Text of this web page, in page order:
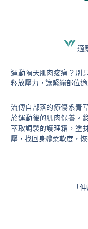
適
運動隔天肌肉痠痛？別
釋放壓力，讓緊繃部位適
流傳自部落的療傷系青
於運動後的肌肉保養。
萃取調製的護理霜，塗
壓，找回身體柔軟度，恢
「